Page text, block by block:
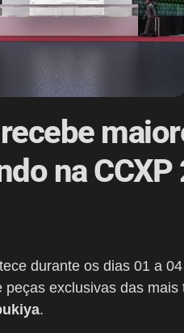
na CCXP
durante os dias 01 a
peças exclusivas das
.